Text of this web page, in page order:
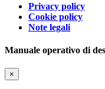
Privacy policy
Cookie policy
Note legali
Manuale operativo di
×